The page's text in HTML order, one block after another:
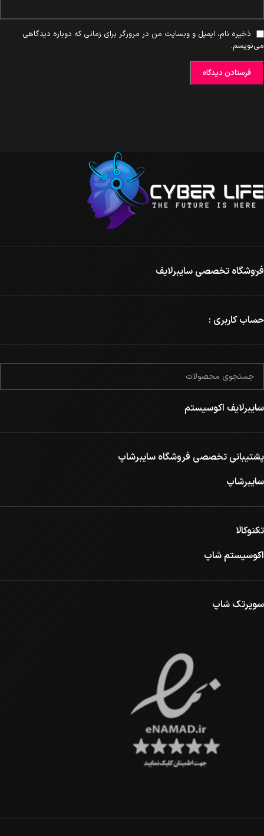
ذخیره نام، ایمیل و وبسایت من در مرورگر برای زمانی که دوباره دیدگاهی
می‌نویسم.
فروشگاه تخصصی سایبرلایف
حساب کاربری :
سایبرلایف اکوسیستم
پشتیبانی تخصصی فروشگاه سایبرشاپ
سایبرشاپ
تکنوکالا
اکوسیستم شاپ
سوپرتک شاپ